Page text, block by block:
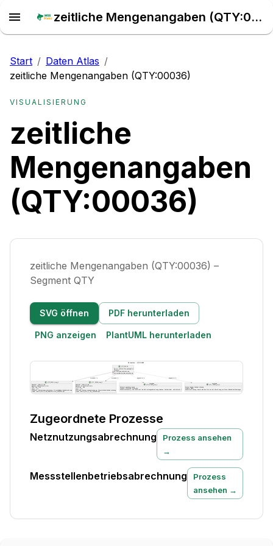
zeitliche Mengenangaben (QTY:00036) – Daten Atlas
Start / Daten Atlas /
zeitliche Mengenangaben (QTY:00036)
VISUALISIERUNG
zeitliche
Mengenangaben
(QTY:00036)
zeitliche Mengenangaben (QTY:00036) –
Segment QTY
SVG öffnen PDF herunterladen
PNG anzeigen PlantUML herunterladen
Zugeordnete Prozesse
Netznutzungsabrechnung
Prozess ansehen
→
Messstellenbetriebsabrechnung
Prozess
ansehen →